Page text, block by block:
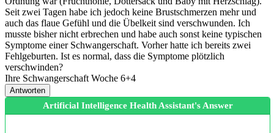
Seit zwei Tagen habe ich jedoch keine Brustschmerzen mehr und
auch das flaue Gefühl und die Übelkeit sind verschwunden. Ich
musste bisher nicht erbrechen und habe auch sonst keine typischen
Symptome einer Schwangerschaft. Vorher hatte ich bereits zwei
Fehlgeburten. Ist es normal, dass die Symptome plötzlich
verschwinden?
Ihre Schwangerschaft Woche 6+4
Artificial Intelligence Health Assistant's Answer